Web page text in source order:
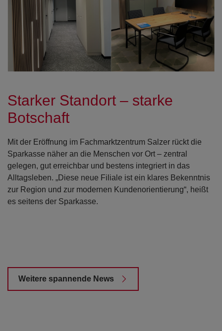
Starker Standort – starke
Botschaft
Mit der Eröffnung im Fachmarktzentrum Salzer rückt die
Sparkasse näher an die Menschen vor Ort – zentral
gelegen, gut erreichbar und bestens integriert in das
Alltagsleben. „Diese neue Filiale ist ein klares Bekenntnis
zur Region und zur modernen Kundenorientierung“, heißt
es seitens der Sparkasse.
Weitere spannende News